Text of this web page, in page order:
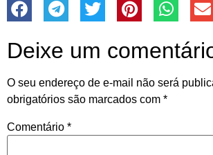
Deixe um
O seu endereço de e-mail não será
obrigatórios são marcados com *
Comentário *